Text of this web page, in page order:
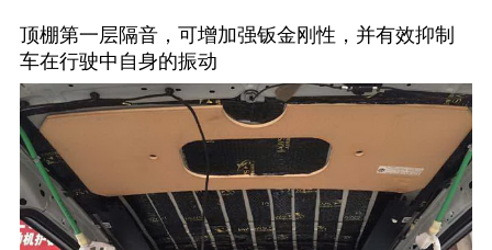
顶棚第一层隔音，可增加强钣金刚性，并有效抑制
车在行驶中自身的振动